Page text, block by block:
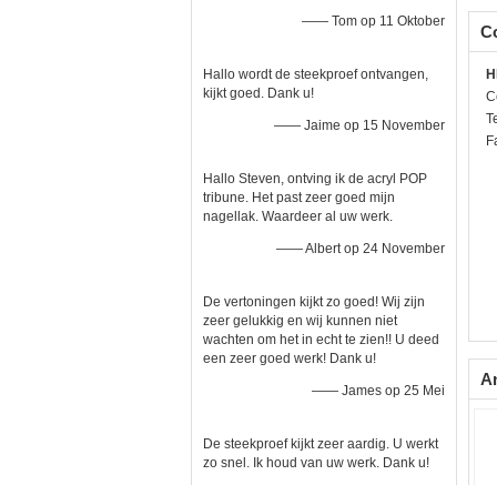
—— Tom op 11 Oktober
Hallo wordt de steekproef ontvangen,
kijkt goed. Dank u!
—— Jaime op 15 November
Hallo Steven, ontving ik de acryl POP
tribune. Het past zeer goed mijn
nagellak. Waardeer al uw werk.
—— Albert op 24 November
De vertoningen kijkt zo goed! Wij zijn
zeer gelukkig en wij kunnen niet
wachten om het in echt te zien!! U deed
een zeer goed werk! Dank u!
—— James op 25 Mei
De steekproef kijkt zeer aardig. U werkt
zo snel. Ik houd van uw werk. Dank u!